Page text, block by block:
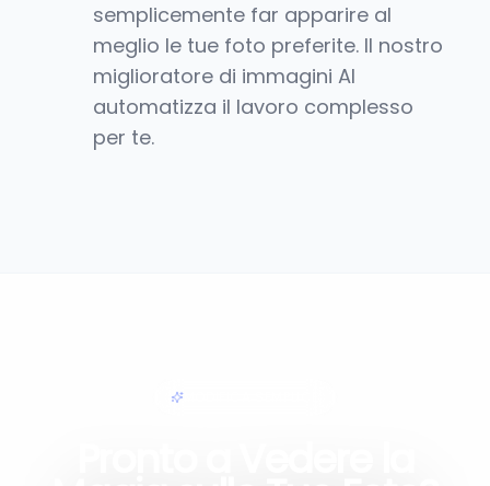
semplicemente far apparire al
meglio le tue foto preferite. Il nostro
miglioratore di immagini AI
automatizza il lavoro complesso
per te.
MODIFICA SEMPLICE